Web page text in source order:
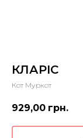
КЛАРІС
Кот Муркот
929,00 грн.